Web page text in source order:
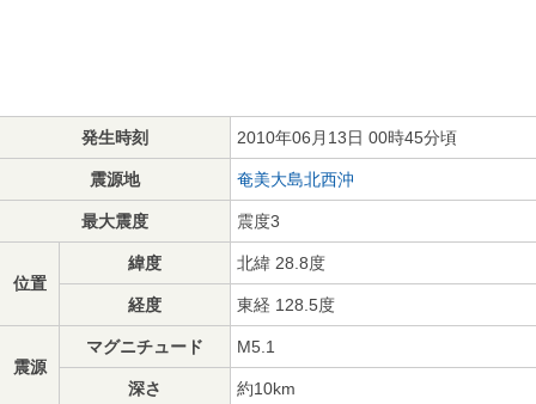
発生時刻 2010年06月13日 00時45分頃
震源地 奄美大島北西沖
最大震度 震度3
位置
緯度 北緯 28.8度
経度 東経 128.5度
震源
マグニチュード M5.1
深さ 約10km